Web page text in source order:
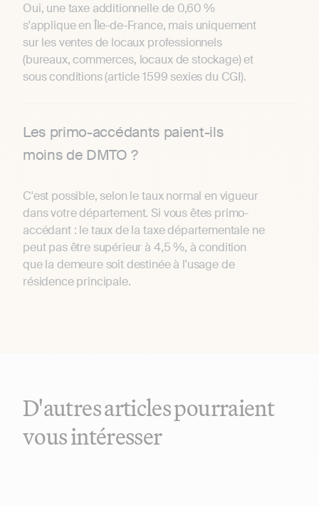
Oui, une taxe additionnelle de 0,60 %
s'applique en Île-de-France, mais uniquement
sur les ventes de locaux professionnels
(bureaux, commerces, locaux de stockage) et
sous conditions (article 1599 sexies du CGI).
Les primo-accédants paient-ils
moins de DMTO ?
C'est possible, selon le taux normal en vigueur
dans votre département. Si vous êtes primo-
accédant : le taux de la taxe départementale ne
peut pas être supérieur à 4,5 %, à condition
que la demeure soit destinée à l'usage de
résidence principale.
D'autres articles pourraient
vous intéresser